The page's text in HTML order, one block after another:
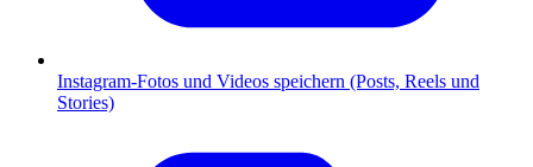
Instagram-Fotos und Videos speichern (Posts, Reels und
Stories)